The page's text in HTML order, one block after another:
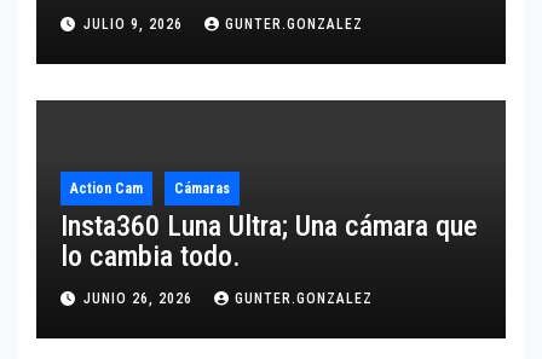
JULIO 9, 2026 GUNTER.GONZALEZ
Action Cam Cámaras
Insta360 Luna Ultra; Una cámara que
lo cambia todo.
JUNIO 26, 2026 GUNTER.GONZALEZ